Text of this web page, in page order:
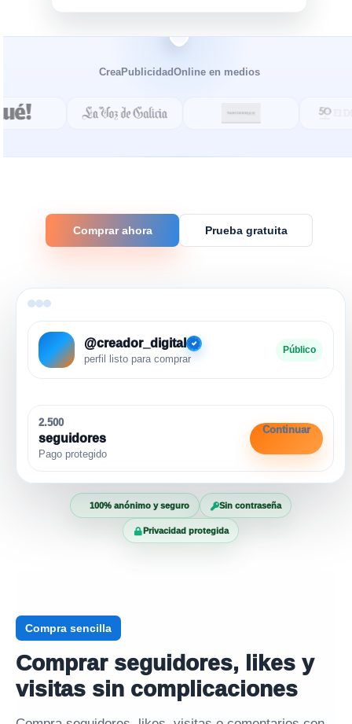
Comprar ahora Prueba gratuita
CreaPublicidadOnline en medios
@creador_digital
perfil listo para comprar
Público
2.500
seguidores
Pago protegido
Continuar
100% anónimo y seguro Sin contraseña
Privacidad protegida
Compra sencilla
Comprar seguidores, likes y
visitas sin complicaciones